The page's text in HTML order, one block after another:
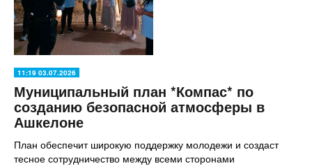
11:19 03.07.2026
Муниципальный план *Компас* по
созданию безопасной атмосферы в
Ашкелоне
План обеспечит широкую поддержку молодежи и создаст
тесное сотрудничество между всеми сторонами